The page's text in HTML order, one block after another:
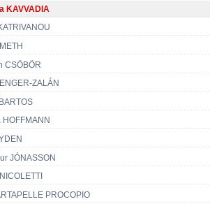
KAVVADIA
CSÖBÖR
ZALÁN
HOFFMANN
JÓNASSON
PROCOPIO